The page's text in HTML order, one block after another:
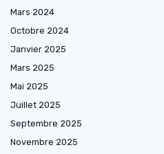
Mars 2024
Octobre 2024
Janvier 2025
Mars 2025
Mai 2025
Juillet 2025
Septembre 2025
Novembre 2025